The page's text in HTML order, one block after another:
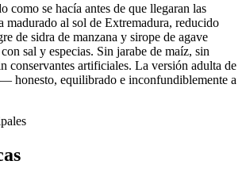
como se hacía antes de que llegaran las
madurado al sol de Extremadura, reducido
de sidra de manzana y sirope de agave
sal y especias. Sin jarabe de maíz, sin
conservantes artificiales. La versión adulta de
honesto, equilibrado e inconfundiblemente a